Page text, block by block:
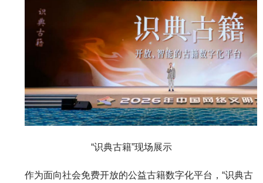
“识典古籍”现场展示
作为面向社会免费开放的公益古籍数字化平台，“识典古